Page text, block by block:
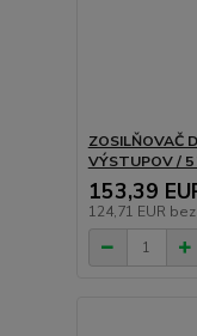
ZOSILŇOVAČ
VÝSTUPOV /
153,39
124,71 EUR